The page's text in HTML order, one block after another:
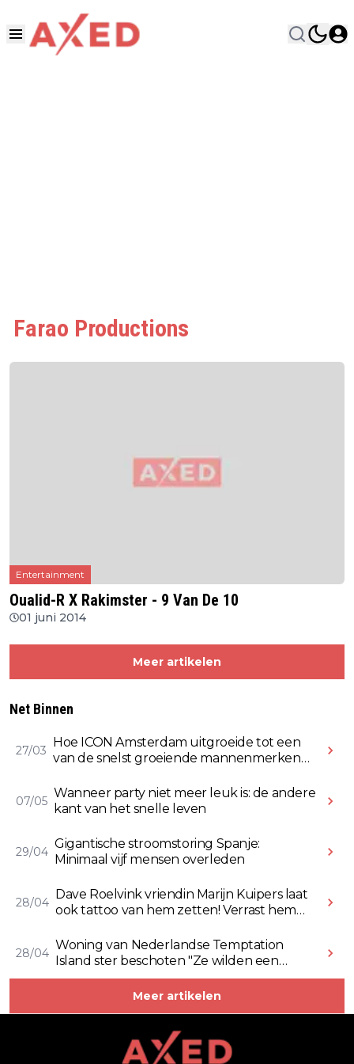
Farao Productions
Entertainment
Oualid-R X Rakimster - 9 Van De 10
01 juni 2014
Meer artikelen
Net Binnen
27/03
Hoe ICON Amsterdam uitgroeide tot een
van de snelst groeiende mannenmerken
07/05
Wanneer party niet meer leuk is: de andere
kant van het snelle leven
29/04
Gigantische stroomstoring Spanje:
Minimaal vijf mensen overleden
28/04
Dave Roelvink vriendin Marijn Kuipers laat
ook tattoo van hem zetten! Verrast hem
28/04
Woning van Nederlandse Temptation
Island ster beschoten "Ze wilden een
Rolex stelen" (Video)
Meer artikelen